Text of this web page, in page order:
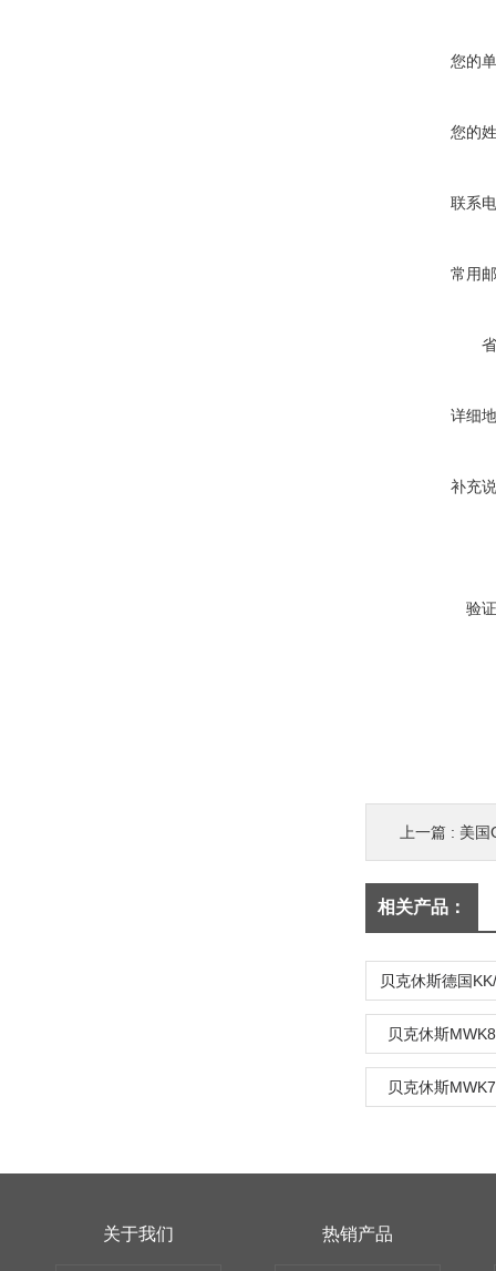
您的
您的
联系
常用
详细
补充
验
上一篇 : 美国
相关产品：
贝克休斯
贝克休斯
关于我们 热销产品